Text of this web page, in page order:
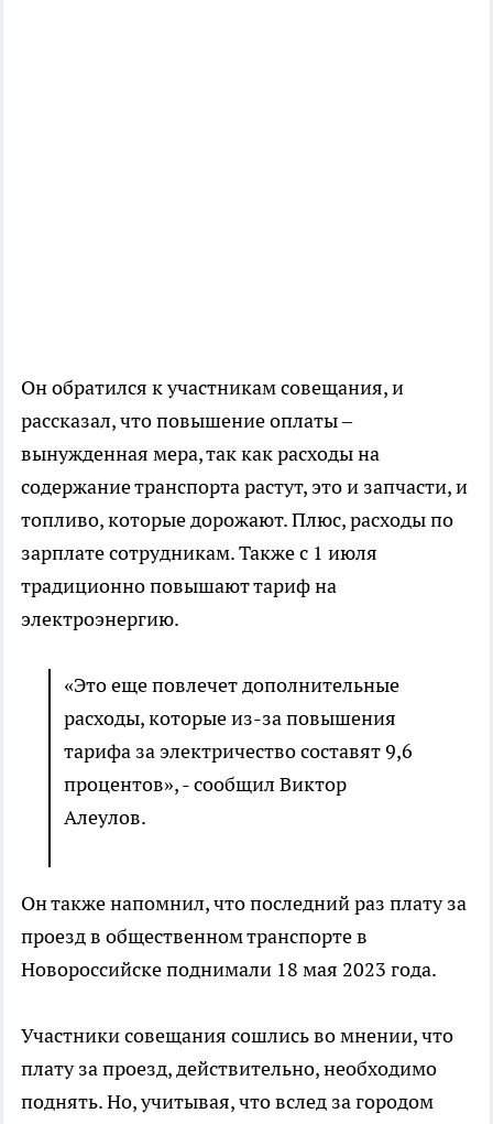
Он обратился к участникам совещания, и
рассказал, что повышение оплаты –
вынужденная мера, так как расходы на
содержание транспорта растут, это и запчасти, и
топливо, которые дорожают. Плюс, расходы по
зарплате сотрудникам. Также с 1 июля
традиционно повышают тариф на
электроэнергию.
«Это еще повлечет дополнительные
расходы, которые из-за повышения
тарифа за электричество составят 9,6
процентов», - сообщил Виктор
Алеулов.
Он также напомнил, что последний раз плату за
проезд в общественном транспорте в
Новороссийске поднимали 18 мая 2023 года.
Участники совещания сошлись во мнении, что
плату за проезд, действительно, необходимо
поднять. Но, учитывая, что вслед за городом